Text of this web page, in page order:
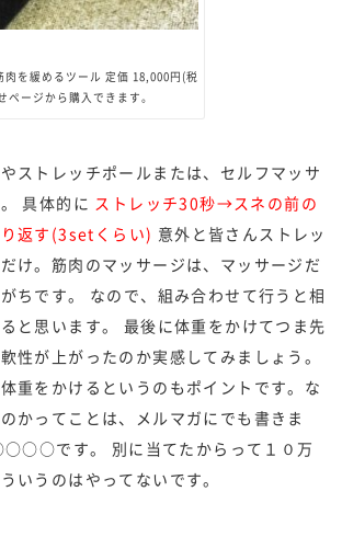
肉を緩めるツール 定価 18,000円(税
ページから購入できます。
ストレッチポールまたは、セルフマッサ
具体的に ストレッチ30秒→スネの前の
返す(3setくらい) 意外と皆さんストレッ
け。筋肉のマッサージは、マッサージだ
ちです。 なので、組み合わせて行うと相
と思います。 最後に体重をかけてつま先
性が上がったのか実感してみましょう。
重をかけるというのもポイントです。な
かってことは、メルマガにでも書きま
です。 別に当てたからって１０万
いうのはやってないです。